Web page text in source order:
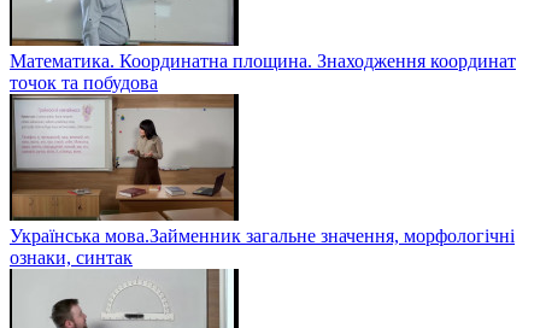
Математика. Координатна площина. Знаходження координат
точок та побудова
Українська мова.Займенник загальне значення, морфологічні
ознаки, синтак